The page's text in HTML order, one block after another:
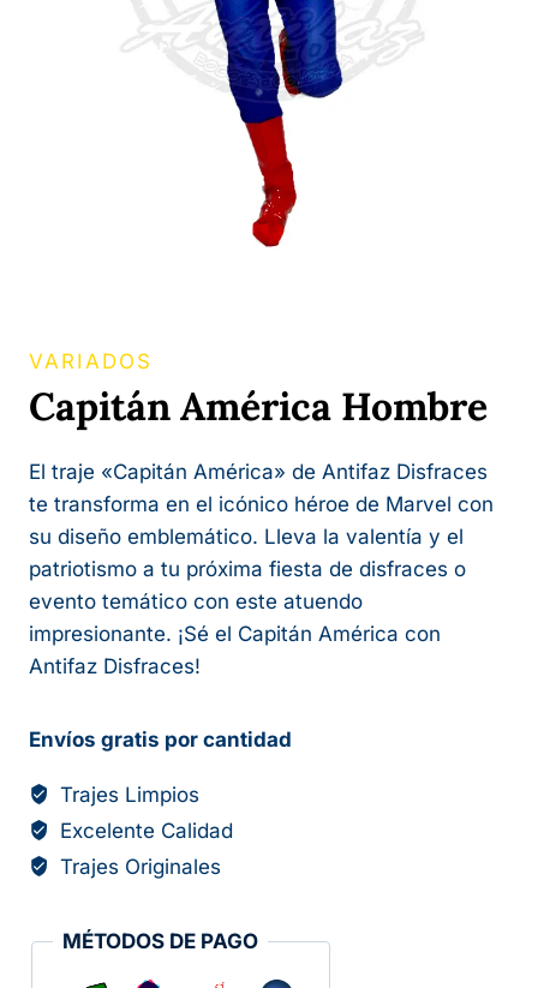
VARIADOS
Capitán América Hombre
El traje «Capitán América» de Antifaz Disfraces
te transforma en el icónico héroe de Marvel con
su diseño emblemático. Lleva la valentía y el
patriotismo a tu próxima fiesta de disfraces o
evento temático con este atuendo
impresionante. ¡Sé el Capitán América con
Antifaz Disfraces!
Envíos gratis por cantidad
Trajes Limpios
Excelente Calidad
Trajes Originales
MÉTODOS DE PAGO